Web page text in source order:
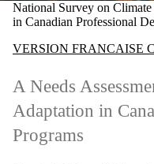
National Survey on
in Canadian Professional
VERSION FRANCAISE
A Needs
Adaptation in
Programs